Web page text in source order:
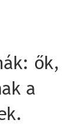
ők,
a